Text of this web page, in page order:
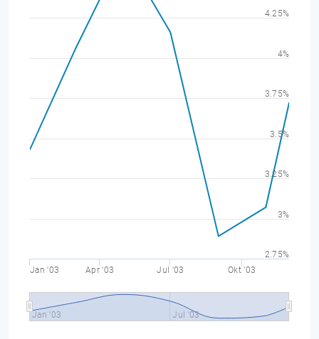
Jan '03 Apr '03 Jul '03 Okt '03
Jan '03 Jul '03
2.75%
3%
3.25%
3.5%
3.75%
4%
4.25%